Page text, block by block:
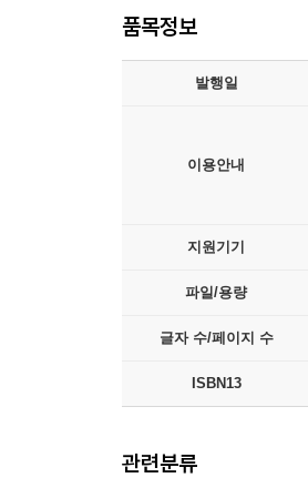
품목정보
발행일
이용안내
지원기기
파일/용량
글자 수/페이지 수
ISBN13
관련분류